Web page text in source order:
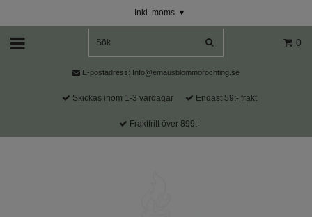
Inkl. moms ▾
0
E-postadress: Info@emausblommorochting.se
Skickas inom 1-3 vardagar Endast 59:- frakt
Fraktfritt över 899:-